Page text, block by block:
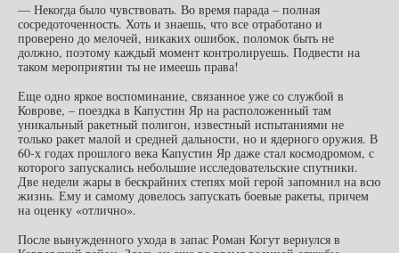
— Некогда было чувствовать. Во время парада – полная
сосредоточенность. Хоть и знаешь, что все отработано и
проверено до мелочей, никаких ошибок, поломок быть не
должно, поэтому каждый момент контролируешь. Подвести на
таком мероприятии ты не имеешь права!
Еще одно яркое воспоминание, связанное уже со службой в
Коврове, – поездка в Капустин Яр на расположенный там
уникальный ракетный полигон, известный испытаниями не
только ракет малой и средней дальности, но и ядерного оружия. В
60-х годах прошлого века Капустин Яр даже стал космодромом, с
которого запускались небольшие исследовательские спутники.
Две недели жары в бескрайних степях мой герой запомнил на всю
жизнь. Ему и самому довелось запускать боевые ракеты, причем
на оценку «отлично».
После вынужденного ухода в запас Роман Когут вернулся в